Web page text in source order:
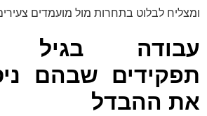
ומצליח לבלוט בתחרות מול מועמדים
עבודה בגיל
תפקידים שבהם
את ההבדל